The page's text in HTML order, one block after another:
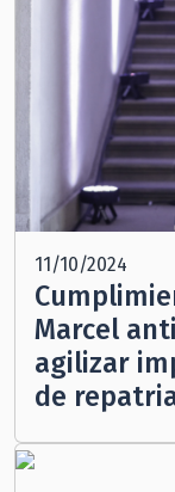
11/10/2024
Marcel
agilizar
de